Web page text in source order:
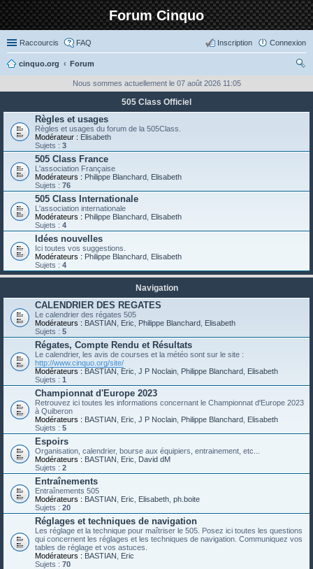
Forum Cinquo
Raccourcis FAQ Connexion
Inscription
cinquo.org
Forum
ch
Nous sommes actuellement le 07 août 2026 11:05
505 Class Officiel
Règles et usages
Règles et usages du forum de la 505Class.
Modérateur : Elisabeth
Sujets : 3
505 Class France
L'association Française
Modérateurs : Philippe Blanchard Elisabeth
Sujets : 76
505 Class Internationale
L'association internationale
Modérateurs : Philippe Blanchard Elisabeth
Sujets : 4
Idées nouvelles
Ici toutes vos suggestions.
Modérateurs : Philippe Blanchard Elisabeth
Sujets : 4
Navigation
CALENDRIER DES REGATES
Le calendrier des régates 505
Modérateurs : BASTIAN Eric Philippe Blanchard Elisabeth
Sujets : 5
Régates, Compte Rendu et Résultats
Le calendrier, les avis de courses et la météo sont sur le site :
http://www.cinquo.org/site/
Modérateurs : BASTIAN Eric J P Noclain Philippe Blanchard Elisabeth
Sujets : 1
Championnat d'Europe 2023
Retrouvez ici toutes les informations concernant le Championnat d'Europe 2023
à Quiberon
Modérateurs : BASTIAN Eric J P Noclain Philippe Blanchard Elisabeth
Sujets : 5
Espoirs
Organisation, calendrier, bourse aux équipiers, entrainement, etc...
Modérateurs : BASTIAN Eric
David dM
Sujets : 2
Entraînements
Entraînements 505
Modérateurs : BASTIAN Eric Elisabeth ph.boite
Sujets : 20
Réglages et techniques de navigation
Les réglage et la technique pour maîtriser le 505. Posez ici toutes les questions
qui concernent les réglages et les techniques de navigation. Communiquez vos
tables de réglage et vos astuces.
Modérateurs : BASTIAN
Eric
Sujets : 70